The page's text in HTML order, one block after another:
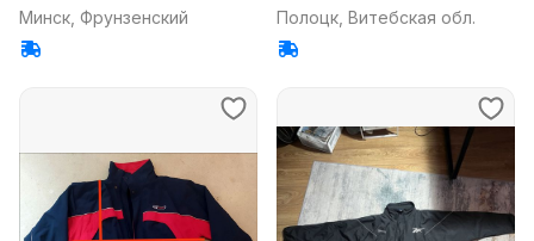
Минск, Фрунзенский
Полоцк, Витебская обл.